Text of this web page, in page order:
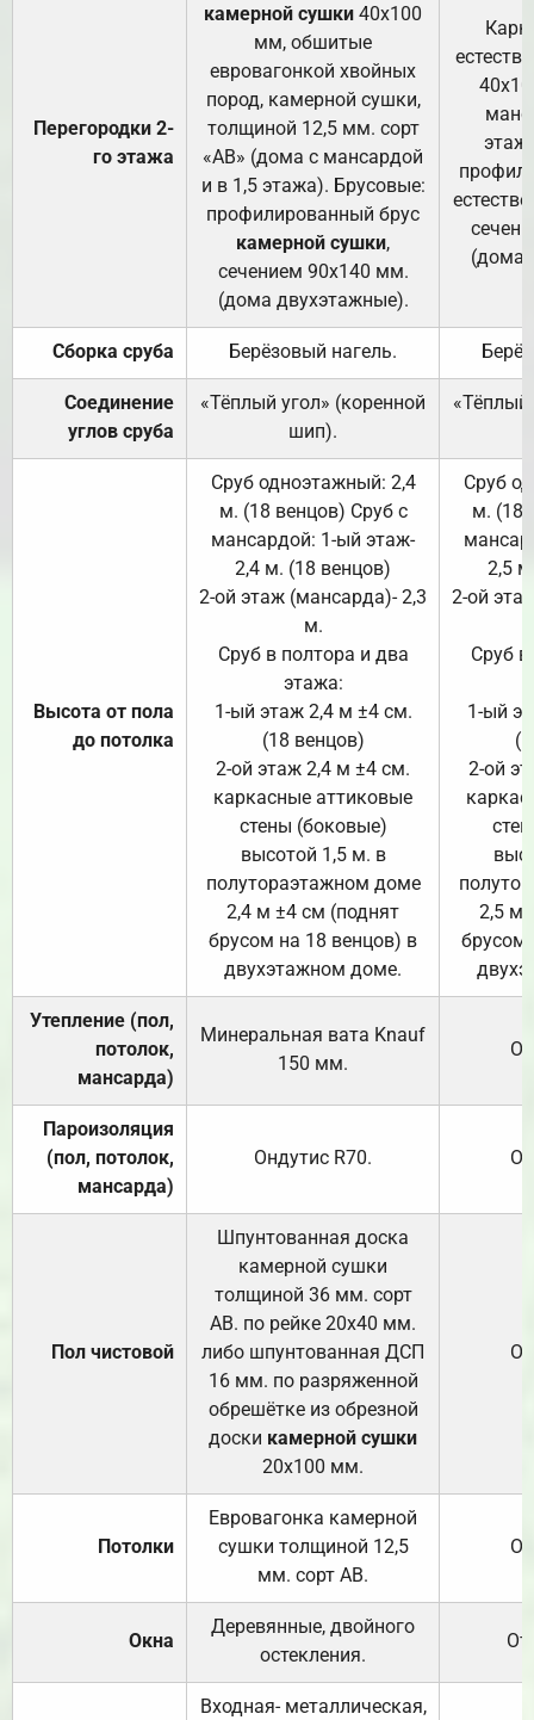
Перегородки 2-
го этажа
камерной сушки 40х100
мм, обшитые
евровагонкой хвойных
пород, камерной сушки,
толщиной 12,5 мм. сорт
«АВ» (дома с мансардой
и в 1,5 этажа). Брусовые:
профилированный брус
камерной сушки,
сечением 90х140 мм.
(дома двухэтажные).
(дома
Сборка сруба Берёзовый нагель.
Соединение
углов сруба
«Тёплый угол» (коренной
шип).
«Тёплый
Высота от пола
до потолка
Сруб одноэтажный: 2,4
м. (18 венцов) Сруб с
мансардой: 1-ый этаж-
2,4 м. (18 венцов)
2-ой этаж (мансарда)- 2,3
м.
Сруб в полтора и два
этажа:
1-ый этаж 2,4 м ±4 см.
(18 венцов)
2-ой этаж 2,4 м ±4 см.
каркасные аттиковые
стены (боковые)
высотой 1,5 м. в
полутораэтажном доме
2,4 м ±4 см (поднят
брусом на 18 венцов) в
двухэтажном доме.
Сруб
м. (18
2,5
2-ой
Сруб
1-ый
2-ой
2,5 м
брусом
Утепление (пол,
потолок,
мансарда)
Минеральная вата Knauf
150 мм.
Пароизоляция
(пол, потолок,
мансарда)
Ондутис R70.
Пол чистовой
Шпунтованная доска
камерной сушки
толщиной 36 мм. сорт
АВ. по рейке 20х40 мм.
либо шпунтованная ДСП
16 мм. по разряженной
обрешётке из обрезной
доски камерной сушки
20х100 мм.
Потолки
Евровагонка камерной
сушки толщиной 12,5
мм. сорт АВ.
Окна
Деревянные, двойного
остекления.
Входная- металлическая,